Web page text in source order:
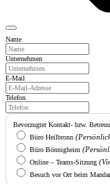
zurückmelden.
Name
Unternehmen
E-Mail
Telefon
Bevorzugter Kontakt- bzw.
Büro Heilbronn
Büro Bönnigheim
Online – Teams-Sitzung
Besuch vor Ort beim